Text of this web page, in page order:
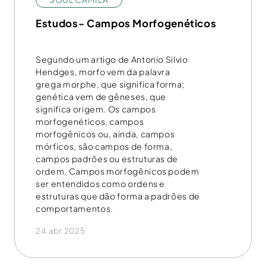
Estudos- Campos Morfogenéticos
Segundo um artigo de Antonio Silvio
Hendges, morfo vem da palavra
grega morphe, que significa forma;
genética vem de gêneses, que
significa origem. Os campos
morfogenéticos, campos
morfogênicos ou, ainda, campos
mórficos, são campos de forma,
campos padrões ou estruturas de
ordem. Campos morfogênicos podem
ser entendidos como ordens e
estruturas que dão forma a padrões de
comportamentos.
24.abr.2025